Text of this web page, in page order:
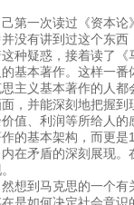
第一次读过《资本
没有讲到过这个东
种疑惑，接着读了
基本著作。这样一
主义基本著作的人
，并能深刻地把握
值、利润等所给人
的基本架构，而更
在矛盾的深刻展现
想到马克思的一个